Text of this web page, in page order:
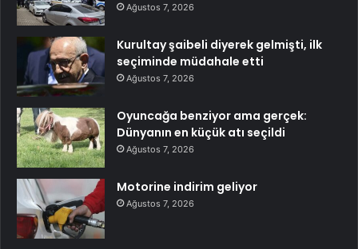
Ağustos 7, 2026
Kurultay şaibeli diyerek gelmişti, ilk
seçiminde müdahale etti
Ağustos 7, 2026
Oyuncağa benziyor ama gerçek:
Dünyanın en küçük atı seçildi
Ağustos 7, 2026
Motorine indirim geliyor
Ağustos 7, 2026